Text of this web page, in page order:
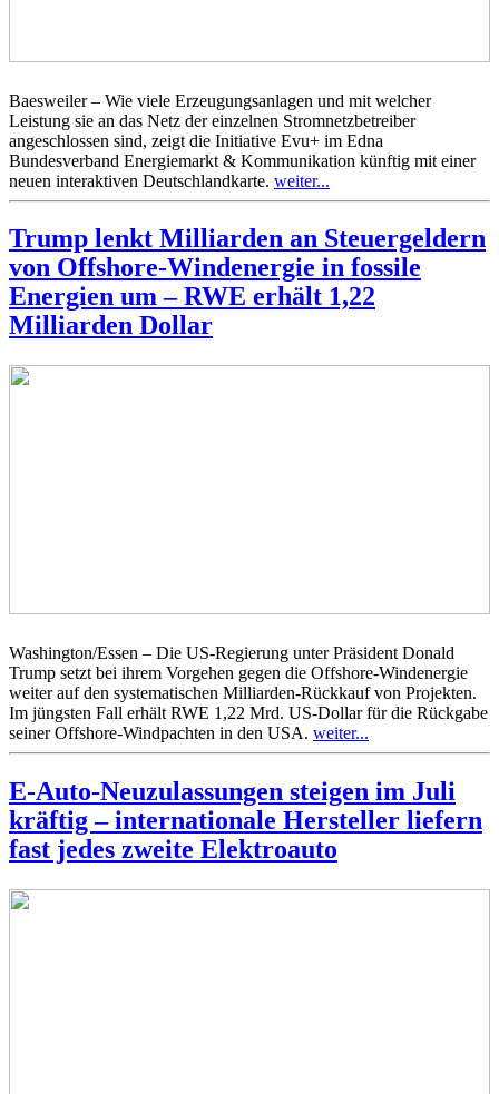
Baesweiler – Wie viele Erzeugungsanlagen und mit welcher
Leistung sie an das Netz der einzelnen Stromnetzbetreiber
angeschlossen sind, zeigt die Initiative Evu+ im Edna
Bundesverband Energiemarkt & Kommunikation künftig mit einer
neuen interaktiven Deutschlandkarte. weiter...
Trump lenkt Milliarden an Steuergeldern
von Offshore-Windenergie in fossile
Energien um – RWE erhält 1,22
Milliarden Dollar
Washington/Essen – Die US-Regierung unter Präsident Donald
Trump setzt bei ihrem Vorgehen gegen die Offshore-Windenergie
weiter auf den systematischen Milliarden-Rückkauf von Projekten.
Im jüngsten Fall erhält RWE 1,22 Mrd. US-Dollar für die Rückgabe
seiner Offshore-Windpachten in den USA. weiter...
E-Auto-Neuzulassungen steigen im Juli
kräftig – internationale Hersteller liefern
fast jedes zweite Elektroauto